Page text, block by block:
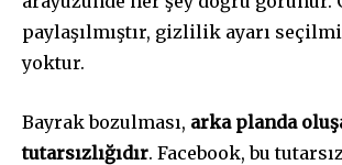
paylaşılmıştır, gizlilik ayarı
yoktur.
Bayrak bozulması, arka planda
tutarsızlığıdır. Facebook, bu